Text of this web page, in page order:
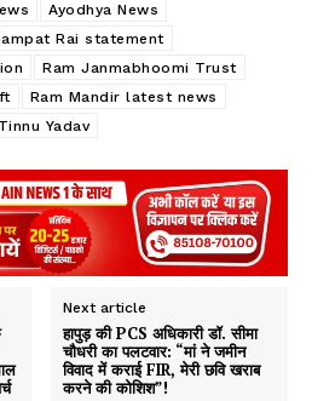
Ayodhya News
Rai statement
Ram Janmabhoomi Trust
Ram Mandir latest news
Tinnu Yadav
Next article
हापुड़ की PCS अधिकारी डॉ. सीमा
चौधरी का पलटवार: “मां ने जमीन
विवाद में कराई FIR, मेरी छवि खराब
करने की कोशिश”!